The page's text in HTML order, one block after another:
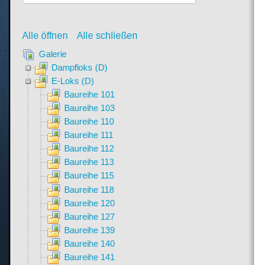
Alle öffnen Alle schließen
Galerie
Dampfloks (D)
E-Loks (D)
Baureihe 101
Baureihe 103
Baureihe 110
Baureihe 111
Baureihe 112
Baureihe 113
Baureihe 115
Baureihe 118
Baureihe 120
Baureihe 127
Baureihe 139
Baureihe 140
Baureihe 141